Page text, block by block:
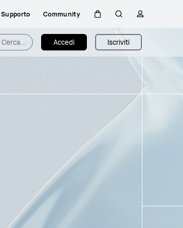
Supporto Community
Cerca... Accedi Iscriviti